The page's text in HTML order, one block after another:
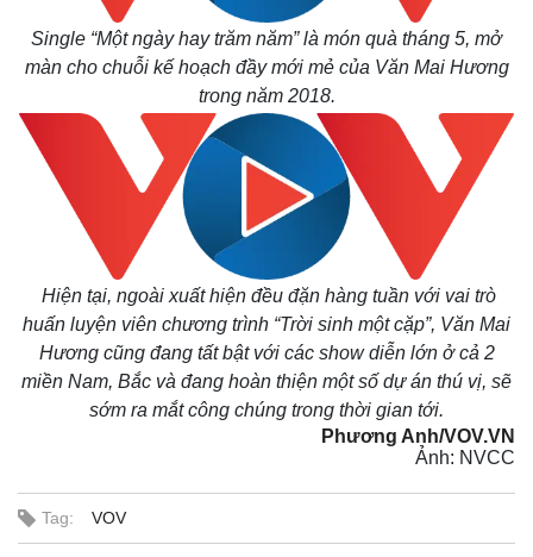
Vụ án
Single “Một ngày hay trăm năm” là món quà tháng 5, mở
màn cho chuỗi kế hoạch đầy mới mẻ của Văn Mai Hương
trong năm 2018.
Hiện tại, ngoài xuất hiện đều đặn hàng tuần với vai trò
huấn luyện viên chương trình “Trời sinh một cặp”, Văn Mai
Hương cũng đang tất bật với các show diễn lớn ở cả 2
miền Nam, Bắc và đang hoàn thiện một số dự án thú vị, sẽ
sớm ra mắt công chúng trong thời gian tới.
Phương Anh/VOV.VN
Ảnh: NVCC
Tag: VOV